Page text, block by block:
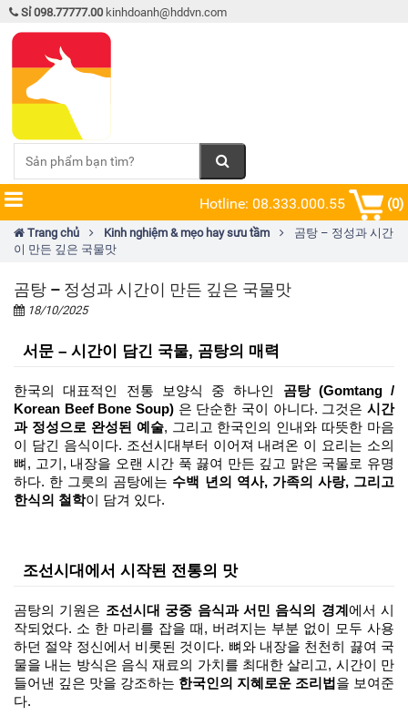
Sỉ 098.77777.00 kinhdoanh@hddvn.com
Hotline: 08.333.000.55 (0)
Trang chủ Kinh nghiệm & mẹo hay sưu tầm
곰탕 – 정성과 시간
이 만든 깊은 국물맛
곰탕 – 정성과 시간이 만든 깊은 국물맛
18/10/2025
서문 – 시간이 담긴 국물, 곰탕의 매력
한국의 대표적인 전통 보양식 중 하나인 곰탕 (Gomtang /
Korean Beef Bone Soup) 은 단순한 국이 아니다. 그것은 시간
과 정성으로 완성된 예술, 그리고 한국인의 인내와 따뜻한 마음
이 담긴 음식이다. 조선시대부터 이어져 내려온 이 요리는 소의
뼈, 고기, 내장을 오랜 시간 푹 끓여 만든 깊고 맑은 국물로 유명
하다. 한 그릇의 곰탕에는 수백 년의 역사, 가족의 사랑, 그리고
한식의 철학이 담겨 있다.
조선시대에서 시작된 전통의 맛
곰탕의 기원은 조선시대 궁중 음식과 서민 음식의 경계 에서 시
작되었다. 소 한 마리를 잡을 때, 버려지는 부분 없이 모두 사용
하던 절약 정신에서 비롯된 것이다. 뼈와 내장을 천천히 끓여 국
물을 내는 방식은 음식 재료의 가치를 최대한 살리고, 시간이 만
들어낸 깊은 맛을 강조하는 한국인의 지혜로운 조리법 을 보여준
다.